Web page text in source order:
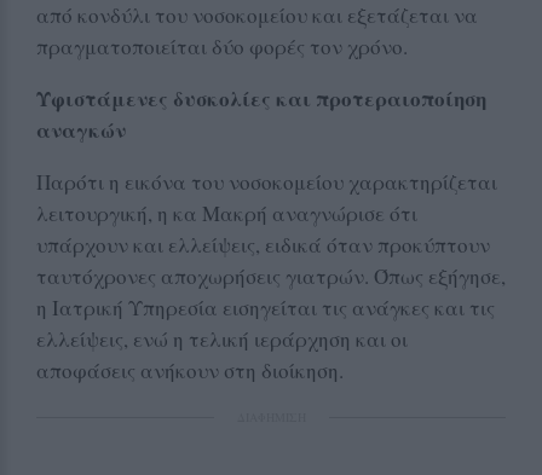
από κονδύλι του νοσοκομείου και εξετάζεται να
πραγματοποιείται δύο φορές τον χρόνο.
Υφιστάμενες δυσκολίες και προτεραιοποίηση
αναγκών
Παρότι η εικόνα του νοσοκομείου χαρακτηρίζεται
λειτουργική, η κα Μακρή αναγνώρισε ότι
υπάρχουν και ελλείψεις, ειδικά όταν προκύπτουν
ταυτόχρονες αποχωρήσεις γιατρών. Όπως εξήγησε,
η Ιατρική Υπηρεσία εισηγείται τις ανάγκες και τις
ελλείψεις, ενώ η τελική ιεράρχηση και οι
αποφάσεις ανήκουν στη διοίκηση.